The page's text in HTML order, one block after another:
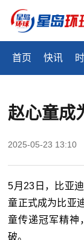
首页 快讯
赵心童成
2025-05-23 13:10
5月23日，比亚
童正式成为比亚
童传递冠军精神
破。